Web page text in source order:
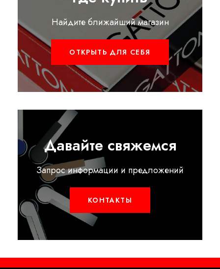
Найдите ближайший магазин
ОТКРЫТЬ ДЛЯ СЕБЯ
Давайте свяжемся
Запрос информации и предложений
КОНТАКТЫ